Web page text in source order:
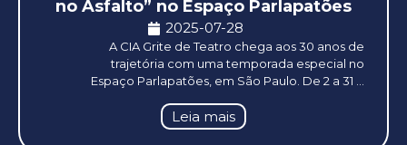
no Asfalto” no Espaço Parlapatões
2025-07-28
A CIA Grite de Teatro chega aos 30 anos de
trajetória com uma temporada especial no
Espaço Parlapatões, em São Paulo. De 2 a 31 ...
Leia mais